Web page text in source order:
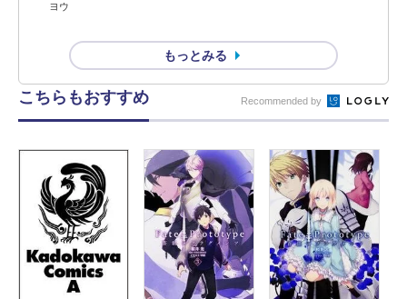
ヨウ
もっとみる
こちらもおすすめ Recommended by